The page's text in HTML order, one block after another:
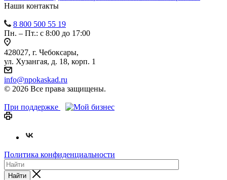
Наши контакты
8 800 500 55 19
Пн. – Пт.: с 8:00 до 17:00
428027, г. Чебоксары,
ул. Хузангая, д. 18, корп. 1
info@npokaskad.ru
© 2026 Все права защищены.
При поддержке
Политика конфиденциальности
Найти